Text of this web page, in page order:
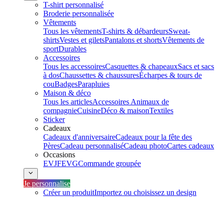
T-shirt personnalisé
Broderie personnalisée
Vêtements
Tous les vêtementsT-shirts & débardeursSweat-
shirtsVestes et giletsPantalons et shortsVêtements de
sportDurables
Accessoires
Tous les accessoiresCasquettes & chapeauxSacs et sacs
à dosChaussettes & chaussuresÉcharpes & tours de
couBadgesParapluies
Maison & déco
Tous les articlesAccessoires Animaux de
compagnieCuisineDéco & maisonTextiles
Sticker
Cadeaux
Cadeaux d'anniversaireCadeaux pour la fête des
PèresCadeau personnaliséCadeau photoCartes cadeaux
Occasions
EVJFEVGCommande groupée
Je personnalise
Créer un produitImportez ou choisissez un design